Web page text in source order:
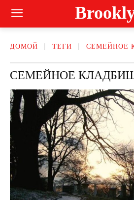
ДОМОЙ ТЕГИ СЕМЕЙНОЕ
СЕМЕЙНОЕ